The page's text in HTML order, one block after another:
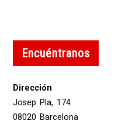
Encuéntranos
Dirección
Josep Pla, 174
08020 Barcelona